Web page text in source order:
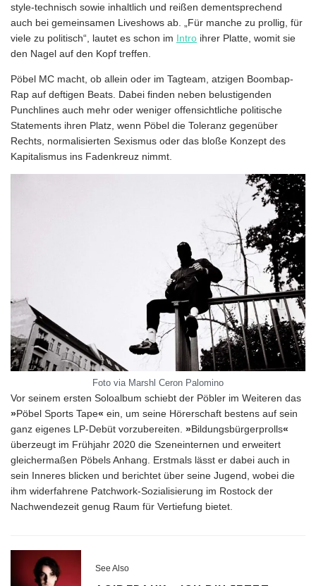
style-technisch sowie inhaltlich und reißen dementsprechend
auch bei gemeinsamen Liveshows ab. „Für manche zu prollig, für
viele zu politisch“, lautet es schon im Intro ihrer Platte, womit sie
den Nagel auf den Kopf treffen.
Pöbel MC macht, ob allein oder im Tagteam, atzigen Boombap-
Rap auf deftigen Beats. Dabei finden neben belustigenden
Punchlines auch mehr oder weniger offensichtliche politische
Statements ihren Platz, wenn Pöbel die Toleranz gegenüber
Rechts, normalisierten Sexismus oder das bloße Konzept des
Kapitalismus ins Fadenkreuz nimmt.
Foto via Marshl Ceron Palomino
Vor seinem ersten Soloalbum schiebt der Pöbler im Weiteren das
»Pöbel Sports Tape« ein, um seine Hörerschaft bestens auf sein
ganz eigenes LP-Debüt vorzubereiten. »Bildungsbürgerprolls«
überzeugt im Frühjahr 2020 die Szeneinternen und erweitert
gleichermaßen Pöbels Anhang. Erstmals lässt er dabei auch in
sein Inneres blicken und berichtet über seine Jugend, wobei die
ihm widerfahrene Patchwork-Sozialisierung im Rostock der
Nachwendezeit genug Raum für Vertiefung bietet.
See Also